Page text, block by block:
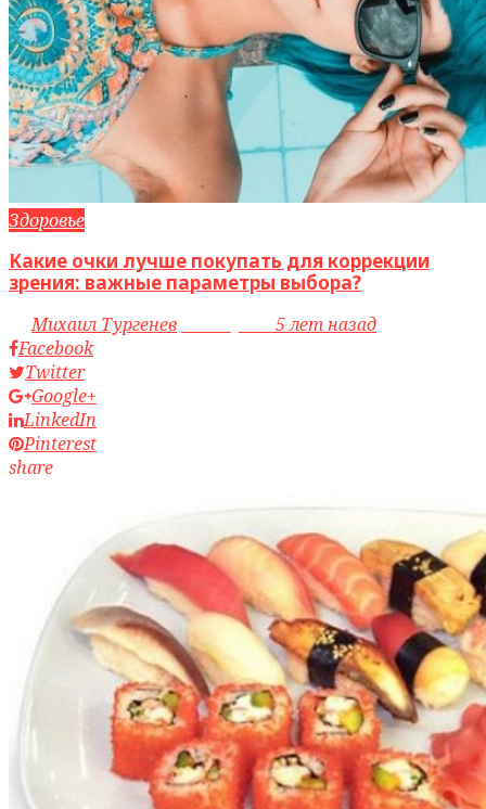
Здоровье
Какие очки лучше покупать для коррекции
зрения: важные параметры выбора?
byМихаил Тургенев
5 лет назад
Facebook
Twitter
Google+
LinkedIn
Pinterest
share